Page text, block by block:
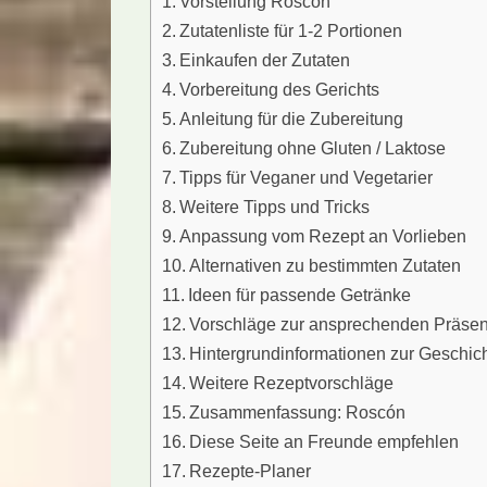
Zutatenliste für 1-2 Portionen
Einkaufen der Zutaten
Vorbereitung des Gerichts
Anleitung für die Zubereitung
Zubereitung ohne Gluten / Laktose
Tipps für Veganer und Vegetarier
Weitere Tipps und Tricks
Anpassung vom Rezept an Vorlieben
Alternativen zu bestimmten Zutaten
Ideen für passende Getränke
Vorschläge zur ansprechenden
Hintergrundinformationen zur
Weitere Rezeptvorschläge
Zusammenfassung: Roscón
Diese Seite an Freunde empfehlen
Rezepte-Planer